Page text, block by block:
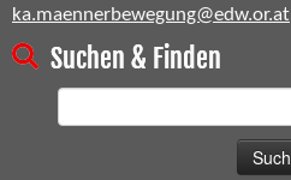
ka.maennerbewegung@edw.or.at
Suchen & Finden